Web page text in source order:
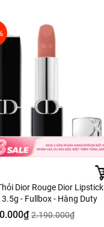
Dior Rouge Dior Lipstick
- Fullbox - Hàng Duty
2.190.000₫